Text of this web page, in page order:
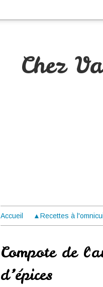
Chez
Accueil ▲Recettes à
Compote de
d’épices